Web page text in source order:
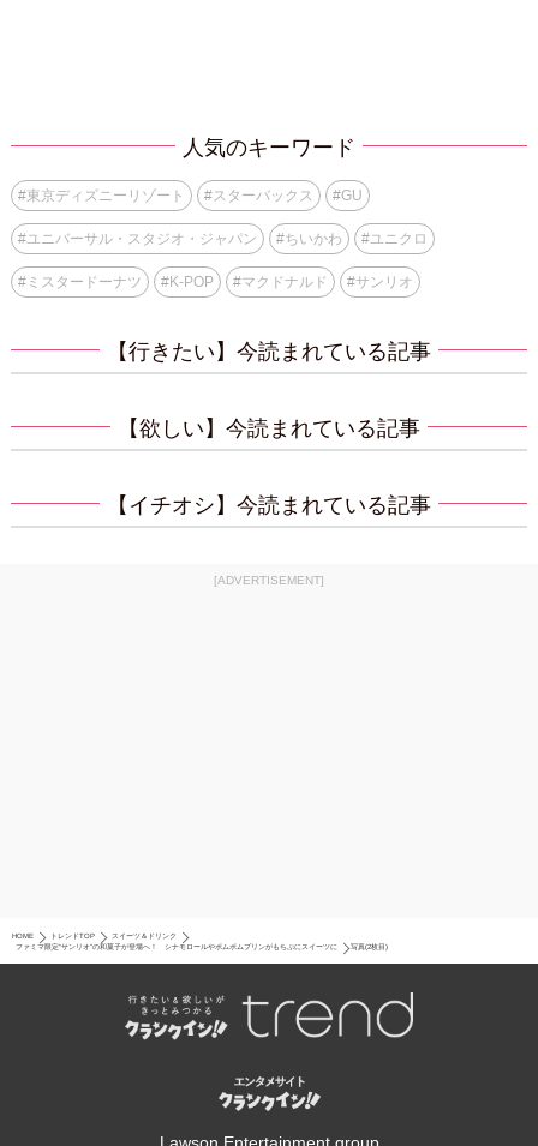
人気のキーワード
#東京ディズニーリゾート #スターバックス #GU
#ユニバーサル・スタジオ・ジャパン #ちいかわ #ユニクロ
#ミスタードーナツ #K-POP #マクドナルド #サンリオ
【行きたい】今読まれている記事
【欲しい】今読まれている記事
【イチオシ】今読まれている記事
[ADVERTISEMENT]
HOME トレンドTOP
スイーツ＆ドリンク
ファミマ限定“サンリオ”の和菓子が登場へ！ シナモロールやポムポムプリンがもちぷにスイーツに
写真(2枚目)